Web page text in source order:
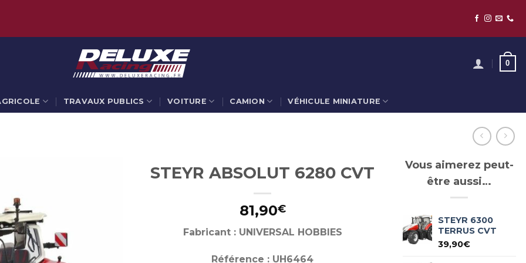
0
TRAVAUX PUBLICS VOITURE CAMION VÉHICULE MINIATURE
STEYR ABSOLUT 6280 CVT
81,90€
Fabricant : UNIVERSAL HOBBIES
Référence : UH6464
Vous aimerez peut-
être aussi…
STEYR 6300
TERRUS CVT
39,90€